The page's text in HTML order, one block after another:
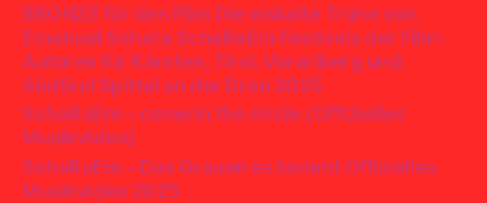
BRONZE für den Film Die eiskalte Truhe von
Emanuel Schara SchaRaEm Festivals der Film-
Autoren für Kärnten, Tirol, Vorarlberg und
Südtirol Spittal an der Drau 2025
SchaRaEm – come in the circle (Offizielles
Musikvideo)
SchaRaEm – Das Grauen es kommt Offizielles
Musikvideo 2025